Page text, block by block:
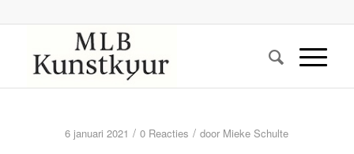
6 januari 2021 / 0 Reacties / door Mieke Schulte